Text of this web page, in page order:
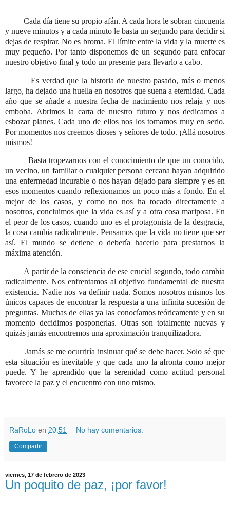
Cada día tiene su propio afán. A cada hora le sobran cincuenta
y nueve minutos y a cada minuto le basta un segundo para decidir si
dejas de respirar. No es broma. El límite entre la vida y la muerte es
muy pequeño. Por tanto disponemos de un segundo para enfocar
nuestro objetivo final y todo un presente para llevarlo a cabo.
Es verdad que la historia de nuestro pasado, más o menos
largo, ha dejado una huella en nosotros que suena a eternidad. Cada
año que se añade a nuestra fecha de nacimiento nos relaja y nos
emboba. Abrimos la carta de nuestro futuro y nos dedicamos a
esbozar planes. Cada uno de ellos nos los tomamos muy en serio.
Por momentos nos creemos dioses y señores de todo. ¡Allá nosotros
mismos!
Basta tropezarnos con el conocimiento de que un conocido,
un vecino, un familiar o cualquier persona cercana hayan adquirido
una enfermedad incurable o nos hayan dejado para siempre y es en
esos momentos cuando reflexionamos un poco más a fondo. En el
mejor de los casos, y como no nos ha tocado directamente a
nosotros, concluimos que la vida es así y a otra cosa mariposa. En
el peor de los casos, cuando uno es el protagonista de la desgracia,
la cosa cambia radicalmente. Pensamos que la vida no tiene que ser
así. El mundo se detiene o debería hacerlo para prestarnos la
máxima atención.
A partir de la consciencia de ese crucial segundo, todo cambia
radicalmente. Nos enfrentamos al objetivo fundamental de nuestra
existencia. Nadie nos va definir nada. Somos nosotros mismos los
únicos capaces de encontrar la respuesta a una infinita sucesión de
preguntas. Muchas de ellas ya las conocíamos teóricamente y en su
momento decidimos posponerlas. Otras son totalmente nuevas y
quizás jamás encontremos una aproximación tranquilizadora.
Jamás se me ocurriría insinuar qué se debe hacer. Solo sé que
esta situación es inevitable y que cada uno la afronta como mejor
puede. Y he aprendido que la serenidad como actitud personal
favorece la paz y el encuentro con uno mismo.
RaRoLo en 20:51 No hay comentarios:
Compartir
viernes, 17 de febrero de 2023
Un poquito de paz, ¡por favor!